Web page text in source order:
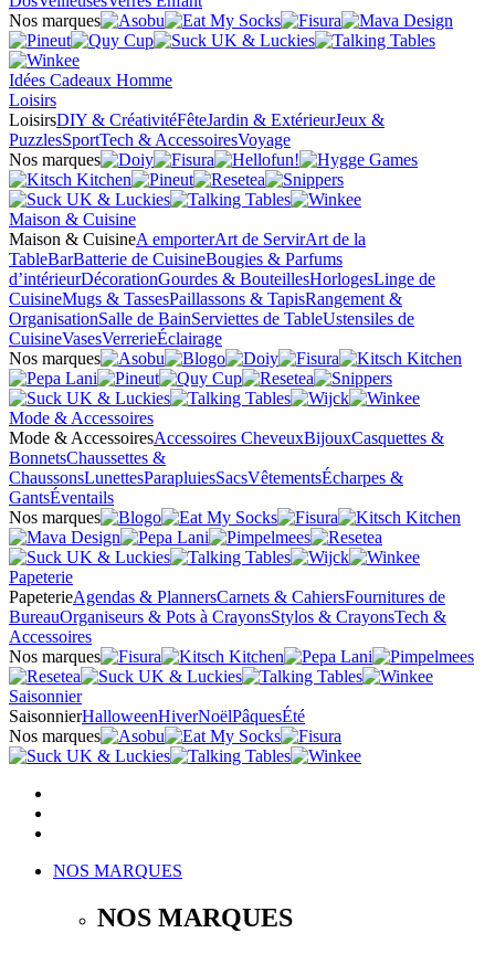
Nos marques
Idées Cadeaux Homme
Loisirs
LoisirsDIY & CréativitéFêteJardin & ExtérieurJeux &
PuzzlesSportTech & AccessoiresVoyage
Nos marques
Maison & Cuisine
Maison & CuisineA emporterArt de ServirArt de la
TableBarBatterie de CuisineBougies & Parfums
d’intérieurDécorationGourdes & BouteillesHorlogesLinge de
CuisineMugs & TassesPaillassons & TapisRangement &
OrganisationSalle de BainServiettes de TableUstensiles de
CuisineVasesVerrerieÉclairage
Nos marques
Mode & Accessoires
Mode & AccessoiresAccessoires CheveuxBijouxCasquettes &
BonnetsChaussettes &
ChaussonsLunettesParapluiesSacsVêtementsÉcharpes &
GantsÉventails
Nos marques
Papeterie
PapeterieAgendas & PlannersCarnets & CahiersFournitures de
BureauOrganiseurs & Pots à CrayonsStylos & CrayonsTech &
Accessoires
Nos marques
Saisonnier
SaisonnierHalloweenHiverNoëlPâquesÉté
Nos marques
NOS MARQUES
NOS MARQUES